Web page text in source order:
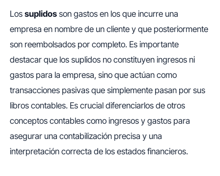
Los suplidos son gastos en los que incurre una
empresa en nombre de un cliente y que posteriormente
son reembolsados por completo. Es importante
destacar que los suplidos no constituyen ingresos ni
gastos para la empresa, sino que actúan como
transacciones pasivas que simplemente pasan por sus
libros contables. Es crucial diferenciarlos de otros
conceptos contables como ingresos y gastos para
asegurar una contabilización precisa y una
interpretación correcta de los estados financieros.